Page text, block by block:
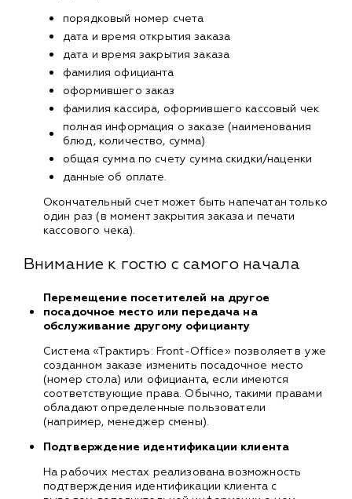
порядковый номер счета
дата и время открытия заказа
дата и время закрытия заказа
фамилия официанта
оформившего заказ
фамилия кассира, оформившего кассовый чек
полная информация о заказе (наименования
блюд, количество, сумма)
общая сумма по счету сумма скидки/наценки
данные об оплате.
Окончательный счет может быть напечатан только
один раз (в момент закрытия заказа и печати
кассового чека).
Внимание к гостю с самого начала
Перемещение посетителей на другое
посадочное место или передача на
обслуживание другому официанту
Система «Трактиръ: Front-Office» позволяет в уже
созданном заказе изменить посадочное место
(номер стола) или официанта, если имеются
соответствующие права. Обычно, такими правами
обладают определенные пользователи
(например, менеджер смены).
Подтверждение идентификации клиента
На рабочих местах реализована возможность
подтверждения идентификации клиента с